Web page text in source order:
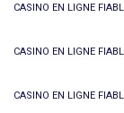
CASINO EN LIGNE
CASINO EN LIGNE
CASINO EN LIGNE